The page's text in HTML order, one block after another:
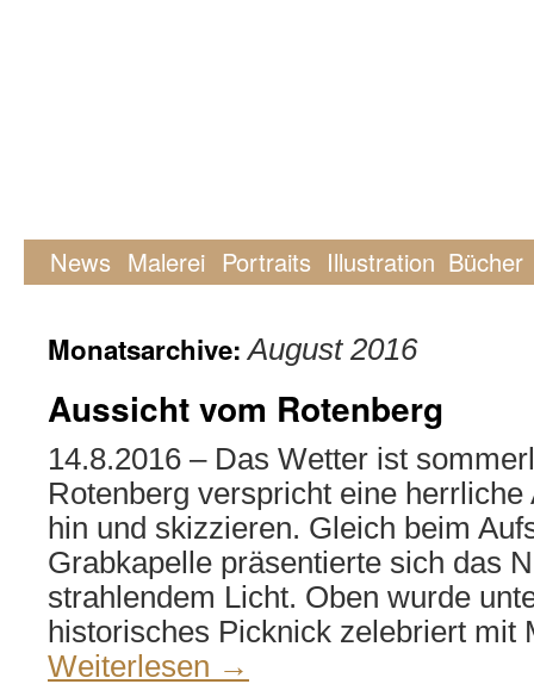
News Malerei Portraits Illustration Bücher
Monatsarchive:August 2016
Aussicht vom Rotenberg
14.8.2016 – Das Wetter ist
Rotenberg verspricht eine
hin und skizzieren. Gleich beim
Grabkapelle präsentierte sich das
strahlendem Licht. Oben wurde
historisches Picknick zelebriert
Weiterlesen →